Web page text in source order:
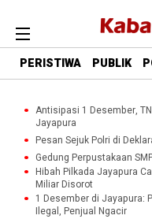
PERISTIWA PUBLIK
Antisipasi 1 Desember,
Jayapura
Pesan Sejuk Polri di
Gedung Perpustakaan
Hibah Pilkada Jayapura
Miliar Disorot
1 Desember di Jayapura:
Ilegal, Penjual Ngacir